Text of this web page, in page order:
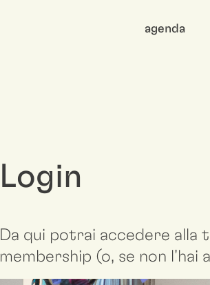
agenda
Login
Da qui potrai accedere alla
membership (o, se non